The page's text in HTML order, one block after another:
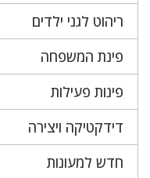
ריהוט לגני ילדים
פינת המשפחה
פינות פעילות
דידקטיקה ויצירה
חדש למעונות